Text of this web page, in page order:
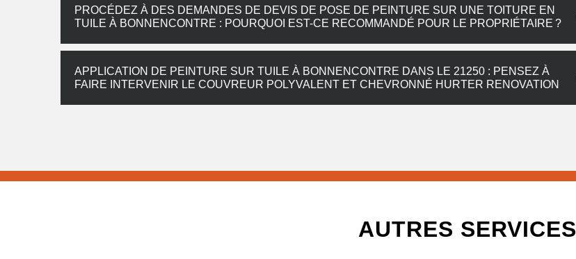
PROCÉDEZ À DES DEMANDES DE DEVIS DE POSE DE PEINTURE SUR UNE TOITURE EN
TUILE À BONNENCONTRE : POURQUOI EST-CE RECOMMANDÉ POUR LE PROPRIÉTAIRE ?
APPLICATION DE PEINTURE SUR TUILE À BONNENCONTRE DANS LE 21250 : PENSEZ À
FAIRE INTERVENIR LE COUVREUR POLYVALENT ET CHEVRONNÉ HURTER RENOVATION
AUTRES SERVICES